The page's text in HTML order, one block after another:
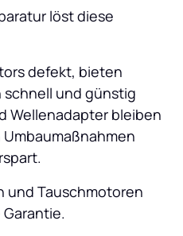
löst diese
defekt, bieten
und günstig
Wellenadapter bleiben
und Tauschmotoren